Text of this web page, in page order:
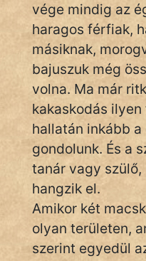
IRODALOM
SZÓLÁS
KÖZMONDÁS
PSZICHO
ZENE
FILM
ÉLETMÓD
MAGYARSÁG
vége mindig az
haragos férfiak,
másiknak,
bajuszuk még
volna. Ma már
kakaskodás
hallatán inkább
gondolunk. És a
tanár vagy
hangzik el.
Amikor két
olyan területen,
szerint egyedül